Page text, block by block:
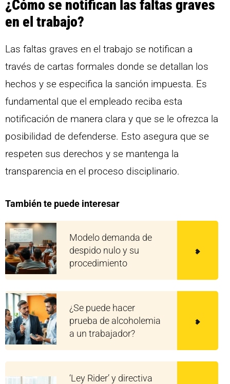
¿Cómo se notifican las faltas graves
en el trabajo?
Las faltas graves en el trabajo se notifican a
través de cartas formales donde se detallan los
hechos y se especifica la sanción impuesta. Es
fundamental que el empleado reciba esta
notificación de manera clara y que se le ofrezca la
posibilidad de defenderse. Esto asegura que se
respeten sus derechos y se mantenga la
transparencia en el proceso disciplinario.
También te puede interesar
Modelo demanda de
despido nulo y su
procedimiento
¿Se puede hacer
prueba de alcoholemia
a un trabajador?
‘Ley Rider’ y directiva